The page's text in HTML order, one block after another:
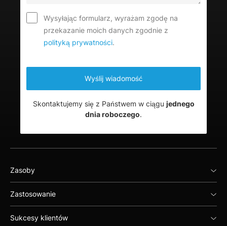
Wysyłając formularz, wyrażam zgodę na
przekazanie moich danych zgodnie z
polityką prywatności.
Skontaktujemy się z Państwem w ciągu jednego
dnia roboczego.
Zasoby
Zastosowanie
Sukcesy klientów